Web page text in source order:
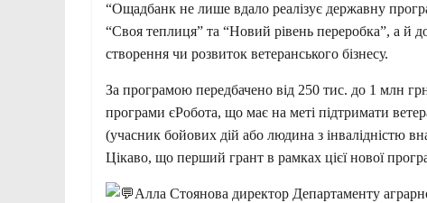
“Ощадбанк не лише вдало реалізує державну
“Своя теплиця” та “Новий рівень переробка”, а й
створення чи розвиток ветеранського бізнесу.
За програмою передбачено від 250 тис. до 1 млн
програми єРобота, що має на меті підтримати
(учасник бойових дій або людина з інвалідністю
Цікаво, що перший грант в рамках цієї нової
Алла Стоянова директор Департаменту